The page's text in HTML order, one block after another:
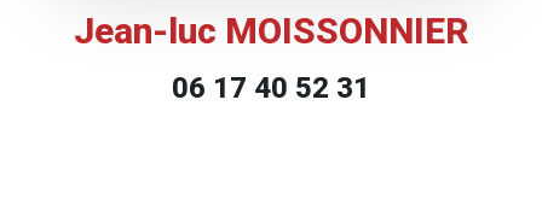
Jean-luc MOISSONNIER
06 17 40 52 31